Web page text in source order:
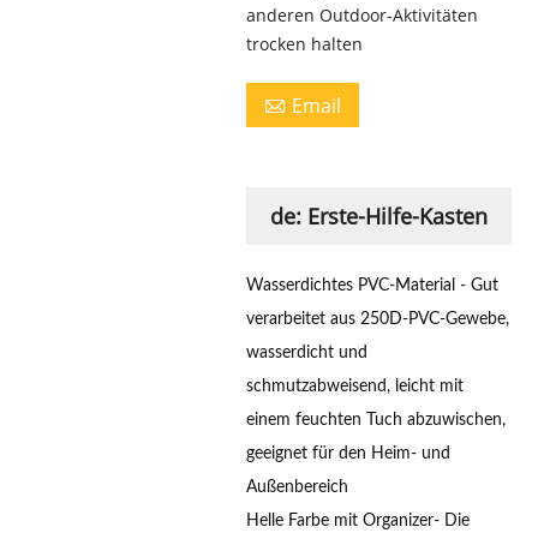
anderen Outdoor-Aktivitäten
trocken halten
 Email
de: Erste-Hilfe-Kasten
Wasserdichtes PVC-Material - Gut
verarbeitet aus 250D-PVC-Gewebe,
wasserdicht und
schmutzabweisend, leicht mit
einem feuchten Tuch abzuwischen,
geeignet für den Heim- und
Außenbereich
Helle Farbe mit Organizer- Die